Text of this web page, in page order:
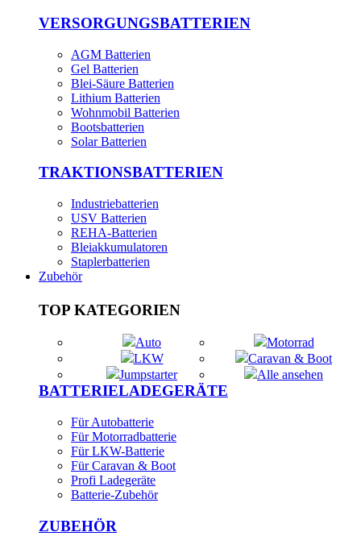
VERSORGUNGSBATTERIEN
AGM Batterien
Gel Batterien
Blei-Säure Batterien
Lithium Batterien
Wohnmobil Batterien
Bootsbatterien
Solar Batterien
TRAKTIONSBATTERIEN
Industriebatterien
USV Batterien
REHA-Batterien
Bleiakkumulatoren
Staplerbatterien
Zubehör
TOP KATEGORIEN
Auto
Motorrad
LKW
Caravan & Boot
Jumpstarter
Alle ansehen
BATTERIELADEGERÄTE
Für Autobatterie
Für Motorradbatterie
Für LKW-Batterie
Für Caravan & Boot
Profi Ladegeräte
Batterie-Zubehör
ZUBEHÖR